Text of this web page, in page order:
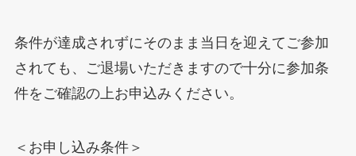
条件が達成されずにそのまま当日を迎えてご参加
されても、ご退場いただきますので十分に参加条
件をご確認の上お申込みください。
＜お申し込み条件＞